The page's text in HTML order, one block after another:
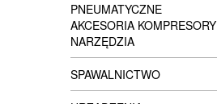
PNEUMATYCZNE
AKCESORIA KOMPRESORY
NARZĘDZIA
SPAWALNICTWO